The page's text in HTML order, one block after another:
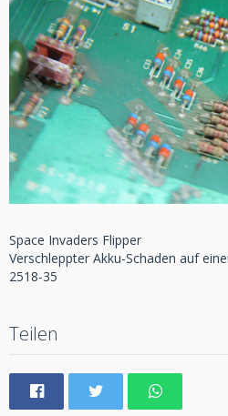
Space Invaders Flipper
Verschleppter Akku-Schaden auf
2518-35
Teilen